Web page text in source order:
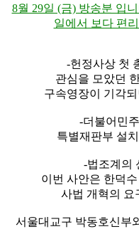
8월 29일 (금) 방송분
일에서 보다 편
-헌정사상 첫
관심을 모았던
구속영장이 기각
-더불어민
특별재판부 설
-법조계의
이번 사안은 한덕
사법 개혁의 요
서울대교구 박동호신부